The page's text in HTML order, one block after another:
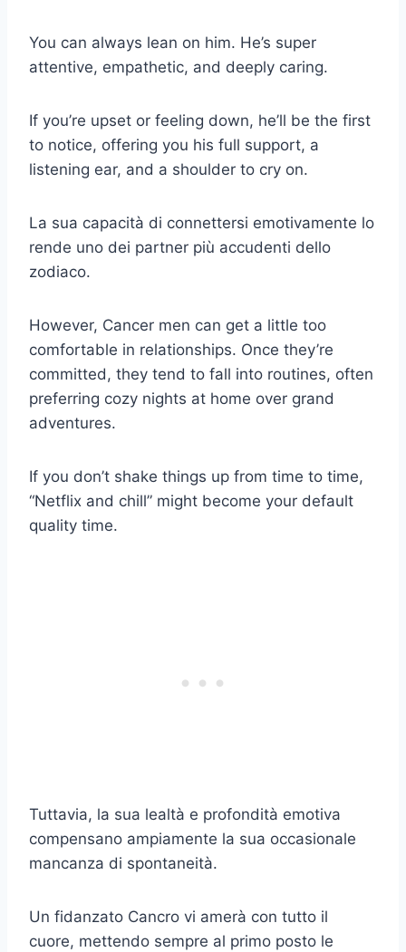
You can always lean on him. He’s super
attentive, empathetic, and deeply caring.
If you’re upset or feeling down, he’ll be the first
to notice, offering you his full support, a
listening ear, and a shoulder to cry on.
La sua capacità di connettersi emotivamente lo
rende uno dei partner più accudenti dello
zodiaco.
However, Cancer men can get a little too
comfortable in relationships. Once they’re
committed, they tend to fall into routines, often
preferring cozy nights at home over grand
adventures.
If you don’t shake things up from time to time,
“Netflix and chill” might become your default
quality time.
Tuttavia, la sua lealtà e profondità emotiva
compensano ampiamente la sua occasionale
mancanza di spontaneità.
Un fidanzato Cancro vi amerà con tutto il
cuore, mettendo sempre al primo posto le